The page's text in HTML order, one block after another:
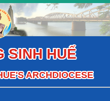
SINH HUẾ
ARCHDIOCESE